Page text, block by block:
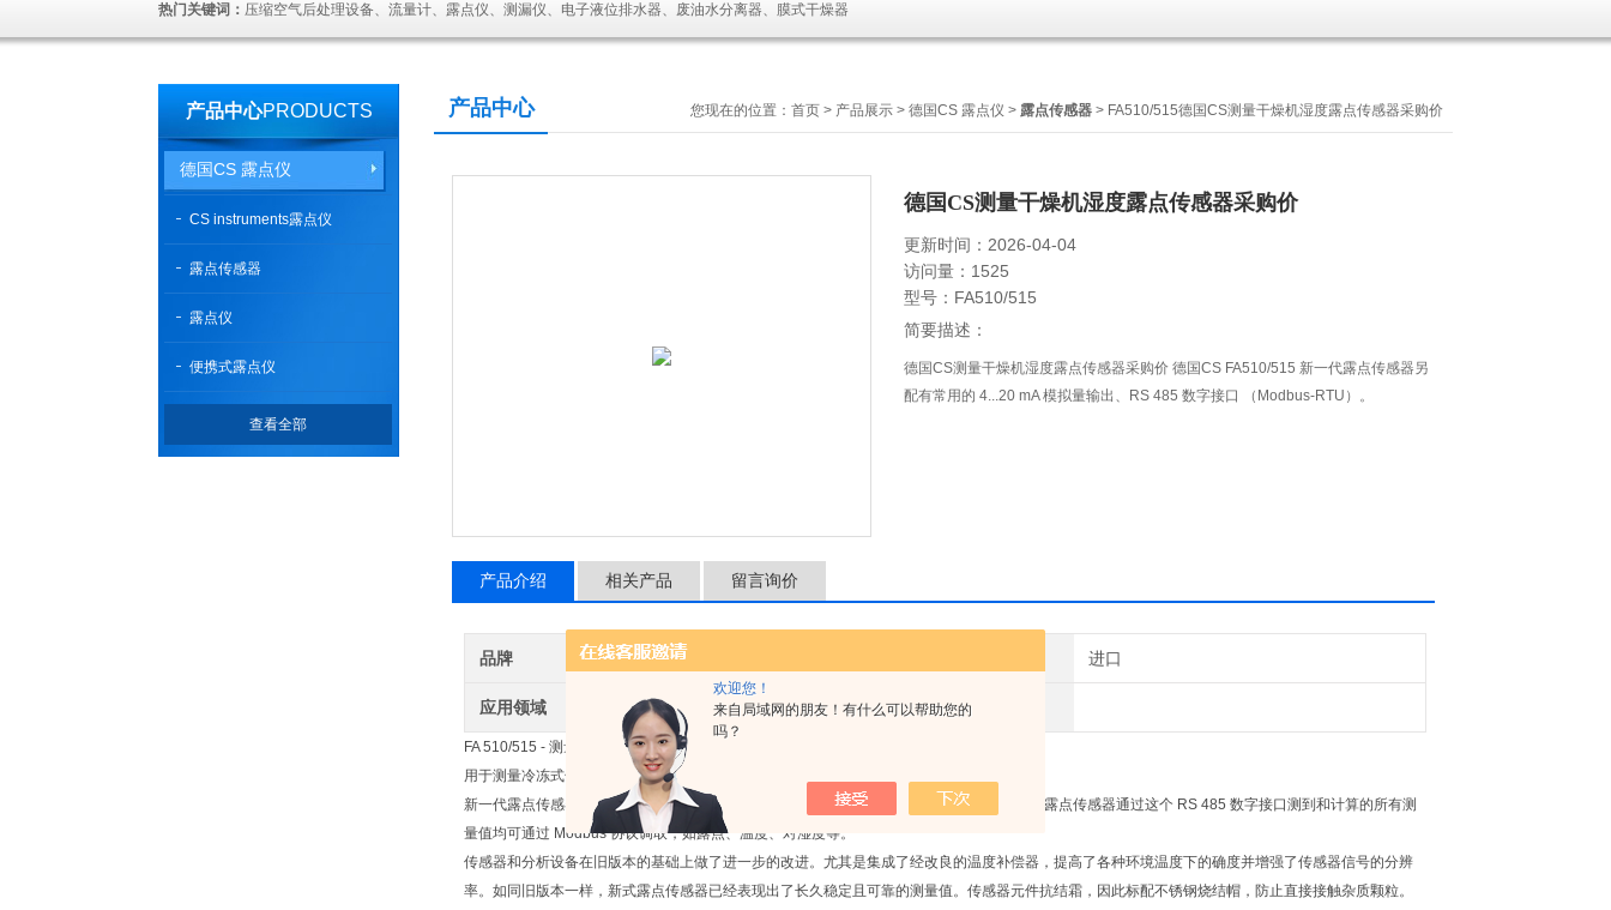
欢迎您！
来自局域网的朋友！有什么可以帮助您的
吗？
热门关键词： 压缩空气后处理设备、流量计、露点仪、测漏仪、电子液位排水器、废油水分离器、膜式干燥器
产品中心PRODUCTS
德国CS 露点仪
CS instruments露点仪
露点传感器
露点仪
便携式露点仪
查看全部
产品中心 您现在的位置： 首页 > 产品展示 > 德国CS 露点仪 > 露点传感器 > FA510/515德国CS测量干燥机湿度露点传感器采购价
德国CS测量干燥机湿度露点传感器采购价
更新时间：2026-04-04
访问量：1525
型号：FA510/515
简要描述：
德国CS测量干燥机湿度露点传感器采购价 德国CS FA510/515 新一代露点传感器另
配有常用的 4...20 mA 模拟量输出、RS 485 数字接口 （Modbus-RTU）。
产品介绍 相关产品 留言询价
品牌 其他品牌 进口
应用领域 环保
FA 510/515 - 测量吸附式干燥机内部湿度的露点传感器
用于测量冷冻式干燥机 -80 至 20°Ctd 的湿度
新一代露点传感器另配有常用的 4...20 mA 模拟量输出、RS 485 数字接口 (Modbus-RTU)。露点传感器通过这个 RS 485 数字接口测到和计算的所有测
量值均可通过 Modbus 协议调取，如露点、温度、对湿度等。
传感器和分析设备在旧版本的基础上做了进一步的改进。尤其是集成了经改良的温度补偿器，提高了各种环境温度下的确度并增强了传感器信号的分辨
率。如同旧版本一样，新式露点传感器已经表现出了长久稳定且可靠的测量值。传感器元件抗结霜，因此标配不锈钢烧结帽，防止直接接触杂质颗粒。